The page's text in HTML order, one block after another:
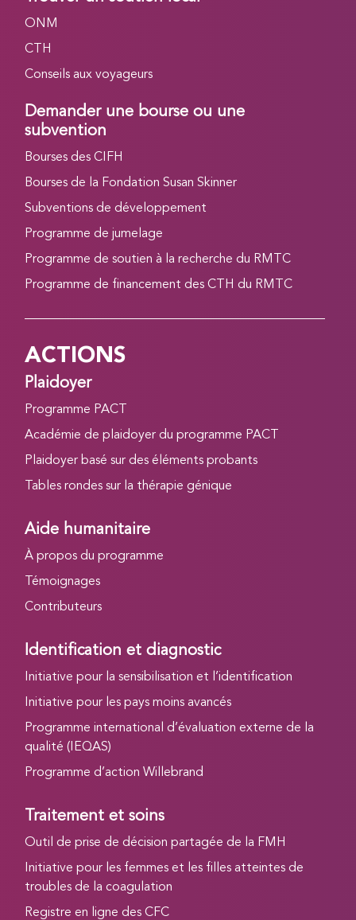
ONM
CTH
Conseils aux voyageurs
Demander une bourse ou une
subvention
Bourses des CIFH
Bourses de la Fondation Susan Skinner
Subventions de développement
Programme de jumelage
Programme de soutien à la recherche du RMTC
Programme de financement des CTH du RMTC
ACTIONS
Plaidoyer
Programme PACT
Académie de plaidoyer du programme PACT
Plaidoyer basé sur des éléments probants
Tables rondes sur la thérapie génique
Aide humanitaire
À propos du programme
Témoignages
Contributeurs
Identification et diagnostic
Initiative pour la sensibilisation et l’identification
Initiative pour les pays moins avancés
Programme international d’évaluation externe de la
qualité (IEQAS)
Programme d’action Willebrand
Traitement et soins
Outil de prise de décision partagée de la FMH
Initiative pour les femmes et les filles atteintes de
troubles de la coagulation
Registre en ligne des CFC